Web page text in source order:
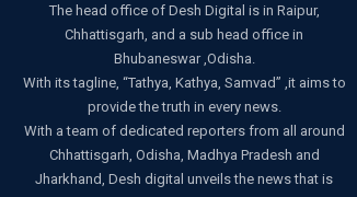
The head office of Desh Digital is in Raipur,
Chhattisgarh, and a sub head office in
Bhubaneswar ,Odisha.
With its tagline, “Tathya, Kathya, Samvad” ,it aims to
provide the truth in every news.
With a team of dedicated reporters from all around
Chhattisgarh, Odisha, Madhya Pradesh and
Jharkhand, Desh digital unveils the news that is